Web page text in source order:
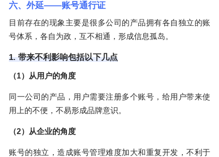
六、外延——账号通行证
目前存在的现象主要是很多公司的产品拥有各自独立的账
号体系，各自为政，互不相通，形成信息孤岛。
1. 带来不利影响包括以下几点
（1）从用户的角度
同一公司的产品，用户需要注册多个账号，给用户带来使
用上的不便，不易形成品牌意识。
（2）从企业的角度
账号的独立，造成账号管理难度加大和重复开发，不利于